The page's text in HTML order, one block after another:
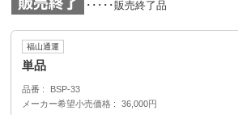
･････販売終了品
福山通運
単品
品番
BSP-33
メーカー希望小売価格
36,000円